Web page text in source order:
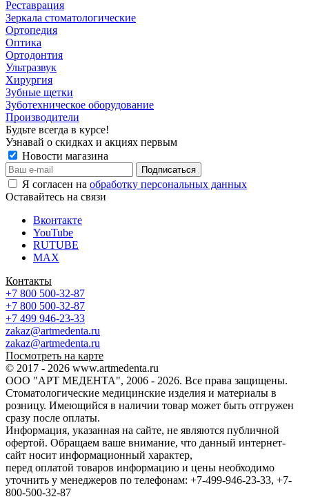
Реставрация
Зеркала стоматологические
Ортопедия
Оптика
Ортодонтия
Ультразвук
Хирургия
Зубные щетки
Зуботехническое оборудование
Производители
Будьте всегда в курсе!
Узнавай о скидках и акциях первым
Новости магазина
Я согласен на обработку персональных данных
Оставайтесь на связи
Вконтакте
YouTube
RUTUBE
MAX
Контакты
+7 800 500-32-87
+7 800 500-32-87
+7 499 946-23-33
zakaz@artmedenta.ru
zakaz@artmedenta.ru
Посмотреть на карте
© 2017 - 2026 www.artmedenta.ru
ООО "АРТ МЕДЕНТА", 2006 - 2026. Все права защищены.
Стоматологические медицинские изделия и материалы в
розницу. Имеющийся в наличии товар может быть отгружен
сразу после оплаты.
Информация, указанная на сайте, не являются публичной
офертой. Обращаем ваше внимание, что данный интернет-
сайт носит информационный характер,
перед оплатой товаров информацию и цены необходимо
уточнить у менеджеров по телефонам: +7-499-946-23-33, +7-
800-500-32-87